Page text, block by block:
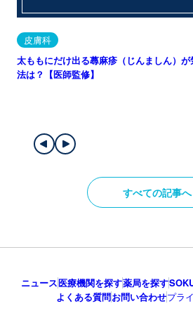
皮膚科
太ももにだけ出る蕁麻疹（じんましん）
法は？【医師監修】
すべての記事へ
ニュース医療機関を探す薬局を探す
よくある質問お問い合わせプラ